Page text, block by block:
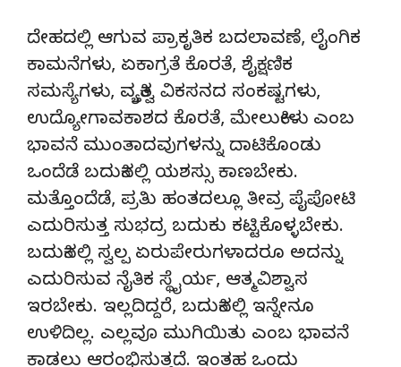
ದೇಹದಲ್ಲಿ ಆಗುವ ಪ್ರಾಕೃತಿಕ ಬದಲಾವಣೆ, ಲೈಂಗಿಕ
ಕಾಮನೆಗಳು, ಏಕಾಗ್ರತೆ ಕೊರತೆ, ಶೈಕ್ಷಣಿಕ
ಸಮಸ್ಯೆಗಳು, ವ್ಯಕ್ತಿತ್ವ ವಿಕಸನದ ಸಂಕಷ್ಟಗಳು,
ಉದ್ಯೋಗಾವಕಾಶದ ಕೊರತೆ, ಮೇಲುಕೀಳು ಎಂಬ
ಭಾವನೆ ಮುಂತಾದವುಗಳನ್ನು ದಾಟಿಕೊಂಡು
ಒಂದೆಡೆ ಬದುಕಿನಲ್ಲಿ ಯಶಸ್ಸು ಕಾಣಬೇಕು.
ಮತ್ತೊಂದೆಡೆ, ಪ್ರತಿು ಹಂತದಲ್ಲೂ ತೀವ್ರ ಪೈಪೋಟಿ
ಎದುರಿಸುತ್ತ ಸುಭದ್ರ ಬದುಕು ಕಟ್ಟಿಕೊಳ್ಳಬೇಕು.
ಬದುಕಿನಲ್ಲಿ ಸ್ವಲ್ಪ ಏರುಪೇರುಗಳಾದರೂ ಅದನ್ನು
ಎದುರಿಸುವ ನೈತಿಕ ಸ್ಥೈರ್ಯ, ಆತ್ಮವಿಶ್ವಾಸ
ಇರಬೇಕು. ಇಲ್ಲದಿದ್ದರೆ, ಬದುಕಿನಲ್ಲಿ ಇನ್ನೇನೂ
ಉಳಿದಿಲ್ಲ. ಎಲ್ಲವೂ ಮುಗಿಯಿತು ಎಂಬ ಭಾವನೆ